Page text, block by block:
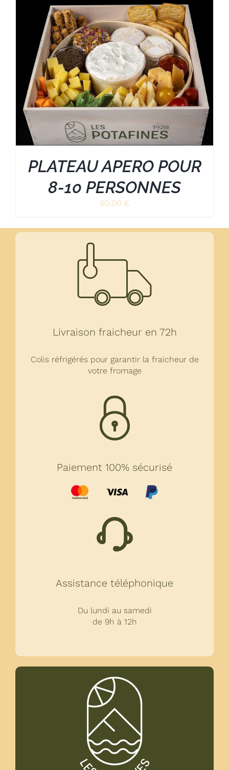
PLATEAU APERO POUR
8-10 PERSONNES
60,00 €
Livraison fraicheur en 72h
Colis réfrigérés pour garantir la fraicheur de
votre fromage
Paiement 100% sécurisé
Assistance téléphonique
Du lundi au samedi
de 9h à 12h